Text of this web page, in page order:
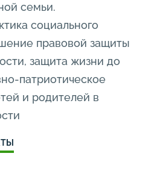
семьи.
социального
правовой защиты
защита жизни до
патриотическое
и родителей в